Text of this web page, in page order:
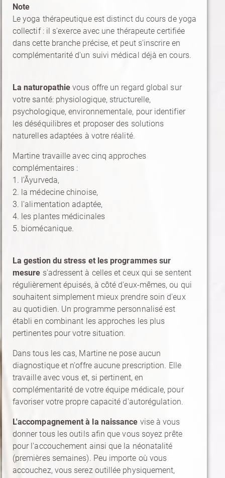
Note
Le yoga thérapeutique est distinct du cours de yoga
collectif : il s'exerce avec une thérapeute certifiée
dans cette branche précise, et peut s'inscrire en
complémentarité d'un suivi médical déjà en cours.
La naturopathie vous offre un regard global sur
votre santé: physiologique, structurelle,
psychologique, environnementale, pour identifier
les déséquilibres et proposer des solutions
naturelles adaptées à votre réalité.
Martine travaille avec cinq approches
complémentaires :
1. l'Āyurveda,
2. la médecine chinoise,
3. l'alimentation adaptée,
4. les plantes médicinales
5. biomécanique.
La gestion du stress et les programmes sur
mesure s'adressent à celles et ceux qui se sentent
régulièrement épuisés, à côté d'eux-mêmes, ou qui
souhaitent simplement mieux prendre soin d'eux
au quotidien. Un programme personnalisé est
établi en combinant les approches les plus
pertinentes pour votre situation.
Dans tous les cas, Martine ne pose aucun
diagnostique et n'offre aucune prescription. Elle
travaille avec vous et, si pertinent, en
complémentarité de votre équipe médicale, pour
favoriser votre propre capacité d'autorégulation.
L'accompagnement à la naissance vise à vous
donner tous les outils afin que vous soyez prête
pour l'accouchement ainsi que la néonatalité
(premières semaines). Peu importe où vous
accouchez, vous serez outillée physiquement,